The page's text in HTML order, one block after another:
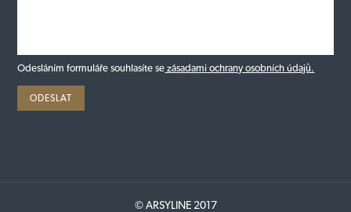
Odesláním formuláře souhlasíte se zásadami ochrany osobních údajů.
© ARSYLINE 2017